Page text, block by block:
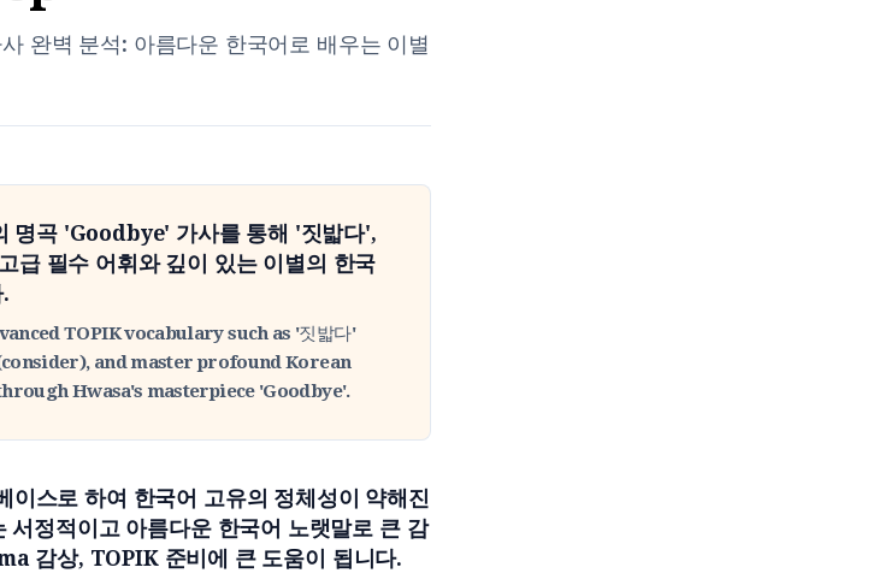
완벽 분석: 아름다운 한국어로 배우는 이별
명곡 'Goodbye' 가사를 통해 '짓밟다',
급 필수 어휘와 깊이 있는 이별의 한국
TOPIK vocabulary such as '짓밟다'
and master profound Korean
Hwasa's masterpiece 'Goodbye'.
스로 하여 한국어 고유의 정체성이 약해진
정적이고 아름다운 한국어 노랫말로 큰 감
감상, TOPIK 준비에 큰 도움이 됩니다.